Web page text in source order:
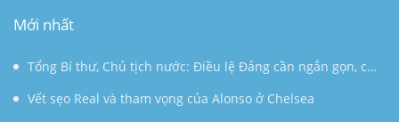
Mới nhất
Tổng Bí thư, Chủ tịch nước: Điều lệ Đảng cần ngắn gọn, có
sức sống lâu dài
Vết sẹo Real và tham vọng của Alonso ở Chelsea